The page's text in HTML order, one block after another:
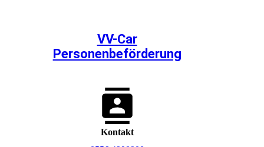
VV-Car
Personenbeförderung
Kontakt